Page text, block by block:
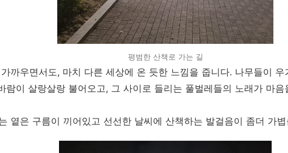
평범한 산책로 가는 길
까우면서도, 마치 다른 세상에 온 듯한 느낌을 줍니다. 나무들이 우
람이 살랑살랑 불어오고, 그 사이로 들리는 풀벌레들의 노래가 마음
옅은 구름이 끼어있고 선선한 날씨에 산책하는 발걸음이 좀더 가볍